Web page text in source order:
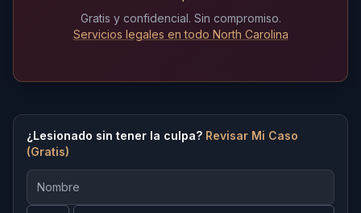
Gratis y confidencial. Sin compromiso.
Servicios legales en todo North Carolina
¿Lesionado sin tener la culpa? Revisar Mi Caso
(Gratis)